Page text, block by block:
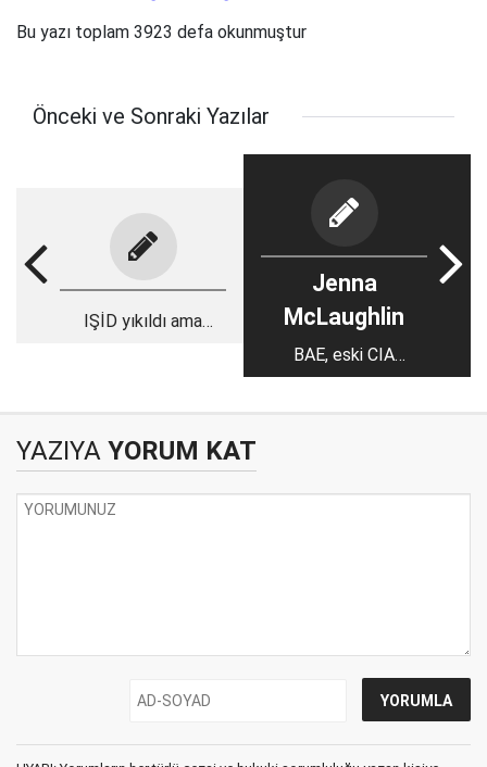
Bu yazı toplam 3923 defa okunmuştur
Önceki ve Sonraki Yazılar
IŞİD yıkıldı ama
Jenna
McLaughlin
BAE, eski CIA
ajanlarından casusluk
YAZIYA YORUM KAT